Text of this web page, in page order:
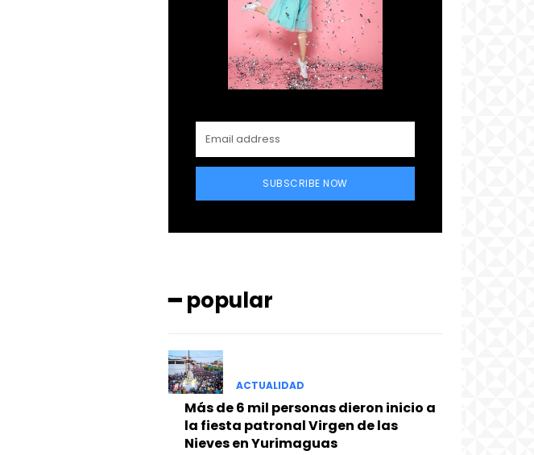
SUBSCRIBE NOW
━ popular
ACTUALIDAD
Más de 6 mil personas dieron inicio a
la fiesta patronal Virgen de las
Nieves en Yurimaguas